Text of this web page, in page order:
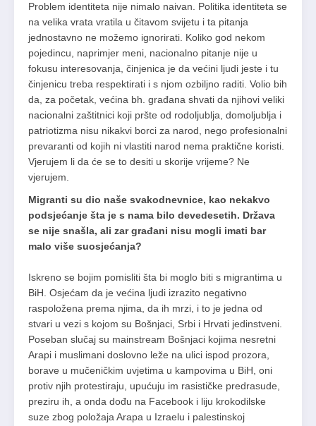
Problem identiteta nije nimalo naivan. Politika identiteta se
na velika vrata vratila u čitavom svijetu i ta pitanja
jednostavno ne možemo ignorirati. Koliko god nekom
pojedincu, naprimjer meni, nacionalno pitanje nije u
fokusu interesovanja, činjenica je da većini ljudi jeste i tu
činjenicu treba respektirati i s njom ozbiljno raditi. Volio bih
da, za početak, većina bh. građana shvati da njihovi veliki
nacionalni zaštitnici koji pršte od rodoljublja, domoljublja i
patriotizma nisu nikakvi borci za narod, nego profesionalni
prevaranti od kojih ni vlastiti narod nema praktične koristi.
Vjerujem li da će se to desiti u skorije vrijeme? Ne
vjerujem.
Migranti su dio naše svakodnevnice, kao nekakvo
podsjećanje šta je s nama bilo devedesetih. Država
se nije snašla, ali zar građani nisu mogli imati bar
malo više suosjećanja?
Iskreno se bojim pomisliti šta bi moglo biti s migrantima u
BiH. Osjećam da je većina ljudi izrazito negativno
raspoložena prema njima, da ih mrzi, i to je jedna od
stvari u vezi s kojom su Bošnjaci, Srbi i Hrvati jedinstveni.
Poseban slučaj su mainstream Bošnjaci kojima nesretni
Arapi i muslimani doslovno leže na ulici ispod prozora,
borave u mučeničkim uvjetima u kampovima u BiH, oni
protiv njih protestiraju, upućuju im rasističke predrasude,
preziru ih, a onda dođu na Facebook i liju krokodilske
suze zbog položaja Arapa u Izraelu i palestinskoj